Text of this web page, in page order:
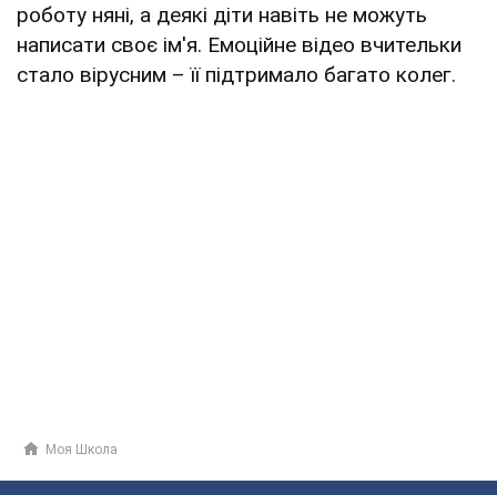
роботу няні, а деякі діти навіть не можуть
написати своє ім'я. Емоційне відео вчительки
стало вірусним – її підтримало багато колег.
Моя Школа